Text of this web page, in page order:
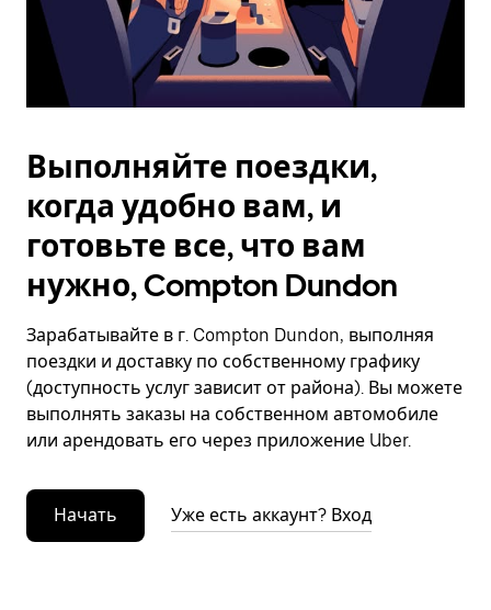
Выполняйте поездки,
когда удобно вам, и
готовьте все, что вам
нужно, Compton Dundon
Зарабатывайте в г. Compton Dundon, выполняя
поездки и доставку по собственному графику
(доступность услуг зависит от района). Вы можете
выполнять заказы на собственном автомобиле
или арендовать его через приложение Uber.
Начать Уже есть аккаунт? Вход